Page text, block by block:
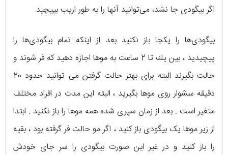
اگر بیگودی جا نشد، می‌توانید آنها را به طور اریب بپیچید.
بیگودی‌ها را یکجا باز نکنید بعد از اینکه تمام بیگودی‌ها را
پیچیدید ، بین يك تا 2 ساعت به موها اجازه دهید که فر شوند و
حالت بگیرند البته برای بهتر حالت گرفتن می‌ توانید حدود 20
دقیقه سشوار روی موها بگیرید ، البته این مدت در افراد مختلف
متغیر است . بعد از زمان سپری شده همه موها را باز نکنید . ابتدا
از زیر موها یک بیگودی باز کنید ، اگر مو حالت فر گرفته بود ، بقیه
را باز کنید و در غیر این صورت بیگودی را سر جای خودش